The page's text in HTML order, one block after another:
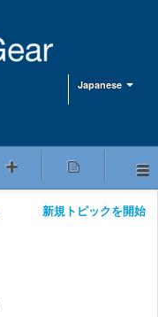
Japanese
新規トピックを開始